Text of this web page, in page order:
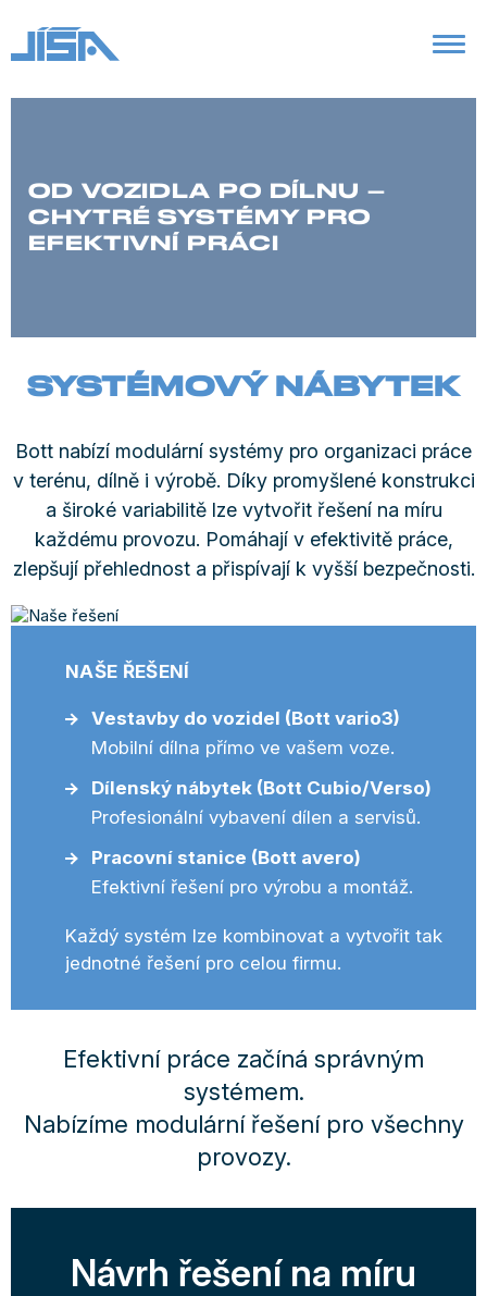
OD VOZIDLA PO DÍLNU –
CHYTRÉ SYSTÉMY PRO
EFEKTIVNÍ PRÁCI
SYSTÉMOVÝ NÁBYTEK
Bott nabízí modulární systémy pro organizaci práce
v terénu, dílně i výrobě. Díky promyšlené konstrukci
a široké variabilitě lze vytvořit řešení na míru
každému provozu. Pomáhají v efektivitě práce,
zlepšují přehlednost a přispívají k vyšší bezpečnosti.
NAŠE ŘEŠENÍ
Vestavby do vozidel (Bott vario3)
Mobilní dílna přímo ve vašem voze.
Dílenský nábytek (Bott Cubio/Verso)
Profesionální vybavení dílen a servisů.
Pracovní stanice (Bott avero)
Efektivní řešení pro výrobu a montáž.
Každý systém lze kombinovat a vytvořit tak
jednotné řešení pro celou firmu.
Efektivní práce začíná správným
systémem.
Nabízíme modulární řešení pro všechny
provozy.
Návrh řešení na míru